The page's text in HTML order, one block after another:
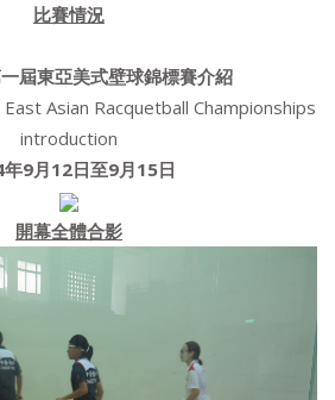
比賽情況
屆東亞美式壁球錦標賽介紹
Asian Racquetball Championships
introduction
年9月12日至9月15日
開幕全體合影